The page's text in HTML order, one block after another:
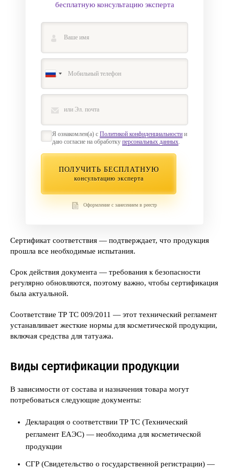
бесплатную консультацию эксперта
Я ознакомлен(а) с Политикой конфиденциальности и
даю согласие на обработку персональных данных
ПОЛУЧИТЬ БЕСПЛАТНУЮ
консультацию эксперта
Оформление с занесением в реестр
Сертификат соответствия — подтверждает, что продукция
прошла все необходимые испытания.
Срок действия документа — требования к безопасности
регулярно обновляются, поэтому важно, чтобы сертификация
была актуальной.
Соответствие ТР ТС 009/2011 — этот технический регламент
устанавливает жесткие нормы для косметической продукции,
включая средства для татуажа.
Виды сертификации продукции
В зависимости от состава и назначения товара могут
потребоваться следующие документы:
Декларация о соответствии ТР ТС (Технический
регламент ЕАЭС) — необходима для косметической
продукции
СГР (Свидетельство о государственной регистрации) —